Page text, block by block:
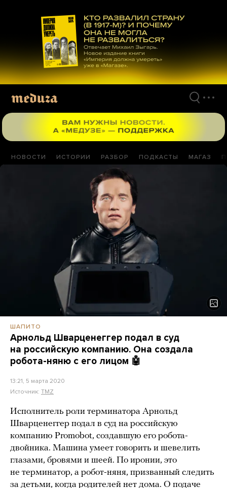
материалам
НОВОСТИ ИСТОРИИ РАЗБОР ПОДКАСТЫ МАГАЗ
ШАПИТО
Арнольд Шварценеггер подал в суд
на российскую компанию. Она создала
робота-няню с его лицом 🤖
13:21, 5 марта 2020
Источник: TMZ
Исполнитель роли терминатора Арнольд
Шварценеггер подал в суд на российскую
компанию Promobot, создавшую его робота-
двойника. Машина умеет говорить и шевелить
глазами, бровями и шеей. По иронии, это
не терминатор, а робот-няня, призванный следить
за детьми, когда родителей нет дома. О подаче